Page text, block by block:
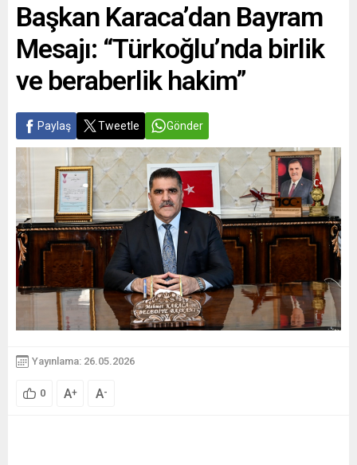
Başkan Karaca’dan Bayram
Mesajı: “Türkoğlu’nda birlik
ve beraberlik hakim”
Paylaş Tweetle Gönder
Yayınlama: 26.05.2026
0 A+ A-